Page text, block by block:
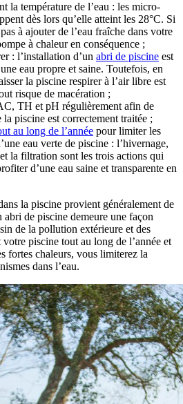
la température de l’eau : les micro-
dès lors qu’elle atteint les 28°C. Si
à ajouter de l’eau fraîche dans votre
à chaleur en conséquence ;
: l’installation d’un abri de piscine est
eau propre et saine. Toutefois, en
la piscine respirer à l’air libre est
risque de macération ;
TH et pH régulièrement afin de
la piscine est correctement traitée ;
au long de l’année pour limiter les
eau verte de piscine : l’hivernage,
la filtration sont les trois actions qui
d’une eau saine et transparente en
la piscine provient généralement de
abri de piscine demeure une façon
de la pollution extérieure et des
piscine tout au long de l’année et
fortes chaleurs, vous limiterez la
dans l’eau.